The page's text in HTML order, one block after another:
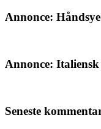
Annonce:
Annonce:
Seneste